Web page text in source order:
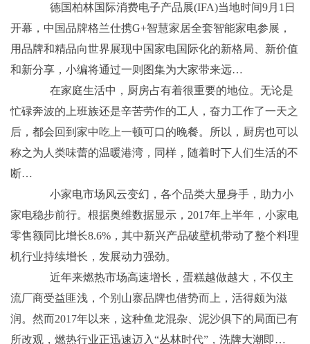
德国柏林国际消费电子产品展(IFA)当地时间9月1日
开幕，中国品牌格兰仕携G+智慧家居全套智能家电参展，
用品牌和精品向世界展现中国家电国际化的新格局、新价值
和新分享，小编将通过一则图集为大家带来远…
在家庭生活中，厨房占有着很重要的地位。无论是
忙碌奔波的上班族还是辛苦劳作的工人，奋力工作了一天之
后，都会回到家中吃上一顿可口的晚餐。所以，厨房也可以
称之为人类味蕾的温暖港湾，同样，随着时下人们生活的不
断…
小家电市场风云变幻，各个品类大显身手，助力小
家电稳步前行。根据奥维数据显示，2017年上半年，小家电
零售额同比增长8.6%，其中新兴产品破壁机带动了整个料理
机行业持续增长，发展动力强劲。
近年来燃热市场高速增长，蛋糕越做越大，不仅主
流厂商受益匪浅，个别山寨品牌也借势而上，活得颇为滋
润。然而2017年以来，这种鱼龙混杂、泥沙俱下的局面已有
所改观，燃热行业正迅速迈入“丛林时代”，洗牌大潮即…